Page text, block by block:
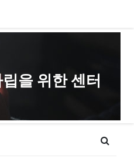
을 위한 센터